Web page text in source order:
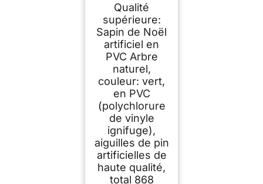
Noel avec 868
Pointes de Branche,
Gants et Pieds de
Sapin de Noël en
Métal, Lgnifuge,
Assemblage Rapide
Qualité
supérieure:
Sapin de Noël
artificiel en
PVC Arbre
naturel,
couleur: vert,
en PVC
(polychlorure
de vinyle
ignifuge),
aiguilles de pin
artificielles de
haute qualité,
total 868